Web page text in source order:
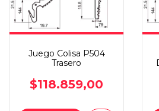
Juego Colisa P504
Trasero
$118.859,00